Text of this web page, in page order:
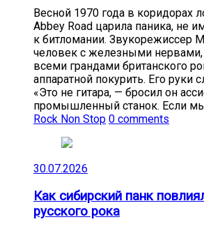
Весной 1970 года в коридорах
Abbey Road царила паника, не
к битломании. Звукорежиссер
человек с железными
всеми грандами британского
аппаратной покурить. Его руки
«Это не гитара, — бросил он
промышленный станок. Если
Rock Non Stop 0 comments
30.07.2026
Как сибирский панк
русского рока